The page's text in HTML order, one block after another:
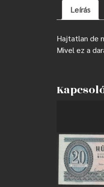
Leírás
Hajtatlan de
Mivel ez a